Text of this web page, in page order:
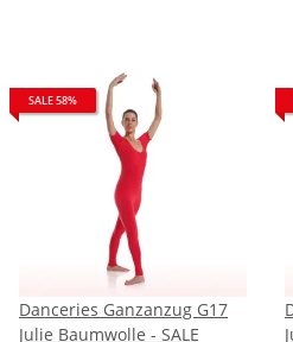
SALE 58%
Danceries Ganzanzug G17
Julie Baumwolle - SALE